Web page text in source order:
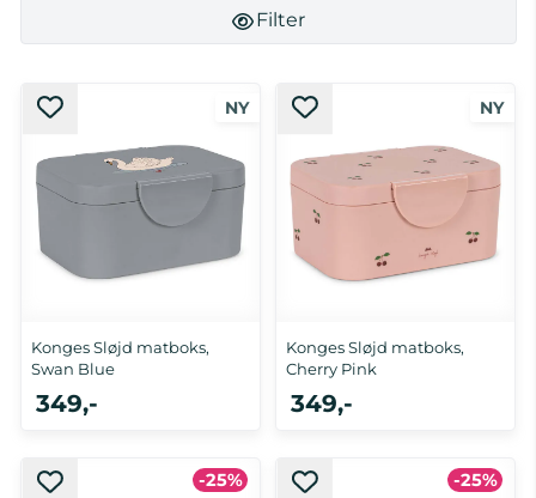
Filter
Konges Sløjd matboks,
Swan Blue
349,-
Konges Sløjd matboks,
Cherry Pink
349,-
-25% -25%